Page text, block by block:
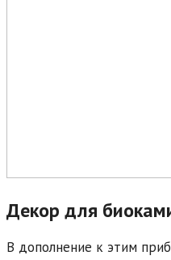
Декор для
В дополнение к этим